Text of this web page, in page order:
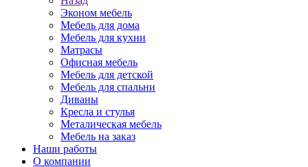
Эконом мебель
Мебель для дома
Мебель для кухни
Матрасы
Офисная мебель
Мебель для детской
Мебель для спальни
Диваны
Кресла и стулья
Металическая мебель
Мебель на заказ
Наши работы
О компании